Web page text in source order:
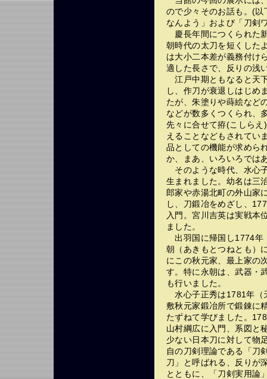
ので少々そのお話も。(
なんよう」および「刀剣
慶長年間につくられた
朝時代の太刀を短くした
は大小二本差が義務付け
適した長さで、反りの浅
江戸中期ともなると天
し、作刀が衰退しはじめ
たが、朱塗りや蒔絵など
などが数多くつくられ、
先々に合せて拵(こしら
えることなどもされてい
品としての機能が求めら
か、まあ、いろいろでは
そのような時代、水心
生まれました。幼名は三
郎家や赤湯北町の外山家
し、刀鍛冶をめざし、
入門。宮川吉英は実戦本
ました。
出羽国に帰国し1774年
朝（あきもとつねとも）
にこの秋元家、最上家の
す。特に永朝は、武器・
も行いました。
水心子正秀は1781年（
敷秋元家鍛冶所で鍛錬に
たずねて学びました。
山村綱広に入門、系図と
少ない日本刀に対して物
自の刀剣理論である「刀
刀」と呼ばれる、反りが
とともに、「刀剣実用論